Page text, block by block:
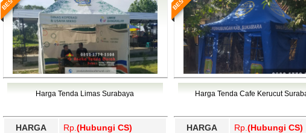
Harga Tenda Limas Surabaya
HARGA Rp. (Hubungi CS)
Harga Tenda Cafe Kerucut
HARGA Rp. (Hubungi CS)